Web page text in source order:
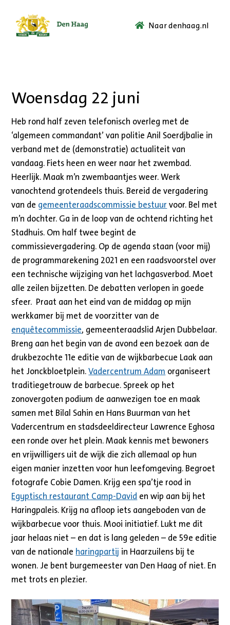
Ga
Naar denhaag.nl
Woensdag 22 juni
Heb rond half zeven telefonisch overleg met de
‘algemeen commandant’ van politie Anil Soerdjbalie in
verband met de (demonstratie) actualiteit van
vandaag. Fiets heen en weer naar het zwembad.
Heerlijk. Maak m’n zwembaantjes weer. Werk
vanochtend grotendeels thuis. Bereid de vergadering
van de gemeenteraadscommissie bestuur voor. Bel met
m’n dochter. Ga in de loop van de ochtend richting het
Stadhuis. Om half twee begint de
commissievergadering. Op de agenda staan (voor mij)
de programmarekening 2021 en een raadsvoorstel over
een technische wijziging van het lachgasverbod. Moet
alle zeilen bijzetten. De debatten verlopen in goede
sfeer. Praat aan het eind van de middag op mijn
werkkamer bij met de voorzitter van de
enquêtecommissie, gemeenteraadslid Arjen Dubbelaar.
Breng aan het begin van de avond een bezoek aan de
drukbezochte 11e editie van de wijkbarbecue Laak aan
het Jonckbloetplein.Vadercentrum Adam organiseert
traditiegetrouw de barbecue. Spreek op het
zonovergoten podium de aanwezigen toe en maak
samen met Bilal Sahin en Hans Buurman van het
Vadercentrum en stadsdeeldirecteur Lawrence Eghosa
een ronde over het plein. Maak kennis met bewoners
en vrijwilligers uit de wijk die zich allemaal op hun
eigen manier inzetten voor hun leefomgeving. Begroet
fotografe Cobie Damen. Krijg een spa’tje rood in
Egyptisch restaurant Camp-David en wip aan bij het
Haringpaleis. Krijg na afloop iets aangeboden van de
wijkbarbecue voor thuis. Mooi initiatief. Lukt me dit
jaar helaas niet – en dat is lang geleden – de 59e editie
van de nationale haringpartij in Haarzuilens bij te
wonen. Je bent burgemeester van Den Haag of niet. En
met trots en plezier.